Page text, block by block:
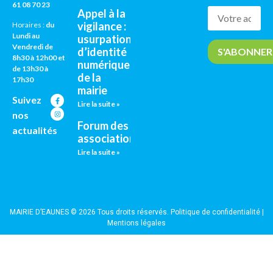
61 08 70 23
Horaires : du
Lundi au
Vendredi de
8h30 à 12h00 et
de 13h30 à
17h30
Suivez
nos
actualités
Appel à la
vigilance :
usurpation
d’identité
numérique
de la
mairie
Lire la suite »
Forum des
associations
Lire la suite »
MAIRIE D’EAUNES © 2026 Tous droits réservés. Politique de confidentialité|
Mentions légales